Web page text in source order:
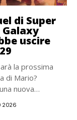
di Super
uscire
la prossima
di Mario?
nuova
2026